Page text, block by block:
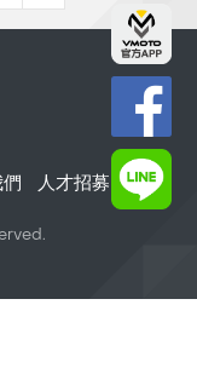
人才招募